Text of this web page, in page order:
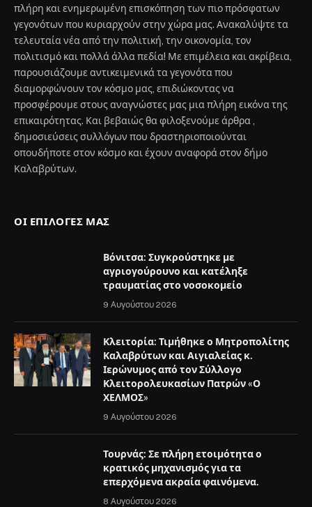
πλήρη και ενημερωμένη επισκόπηση των πιο πρόσφατων
γεγονότων που κυριαρχούν στην χώρα μας. Ανακαλύψτε τα
τελευταία νέα από την πολιτική, την οικονομία, τον
πολιτισμό και πολλά άλλα πεδία! Με επιμέλεια και ακρίβεια,
παρουσιάζουμε αντικειμενικά τα γεγονότα που
διαμορφώνουν τον κόσμο μας, επιδιώκοντας να
προσφέρουμε στους αναγνώστες μας μια πλήρη εικόνα της
επικαιρότητας. Και βεβαιώς θα φιλοξενούμε άρθρα ,
δημοσιεύσεις συλλόγων που δραστηριοποιούνται
οπουδήποτε στον κόσμο και έχουν αναφορά στον δήμο
Καλαβρύτων.
ΟΙ ΕΠΙΛΟΓΈΣ ΜΑΣ
Βόνιτσα: Συγκρούστηκε με
αγριογούρουνο και κατέληξε
τραυματίας στο νοσοκομείο
9 Αυγούστου 2026
Κλειτορία: Τιμήθηκε ο Μητροπολίτης
Καλαβρύτων και Αιγιαλείας κ.
Ιερώνυμος από τον Σύλλογο
Κλειτορολευκασίων Πατρών «Ο
ΧΕΛΜΟΣ»
9 Αυγούστου 2026
Τουρνάς: Σε πλήρη ετοιμότητα ο
κρατικός μηχανισμός για τα
επερχόμενα ακραία φαινόμενα.
8 Αυγούστου 2026